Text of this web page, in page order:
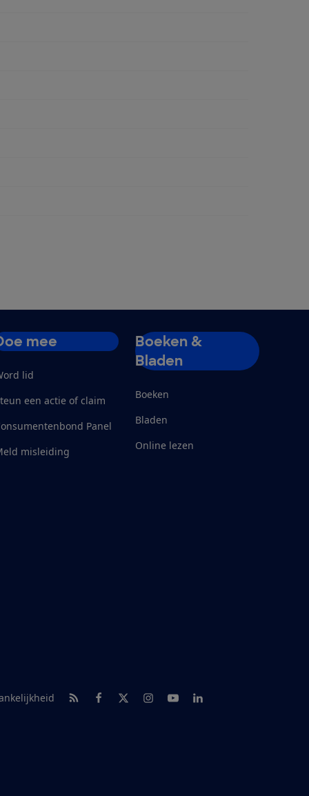
mee
lid
een actie of claim
Panel
misleiding
Boeken &
Bladen
Boeken
Bladen
Online lezen
RSS-feed nieuws
Facebook
TwitterInstagram
YoutubeLinkedIn